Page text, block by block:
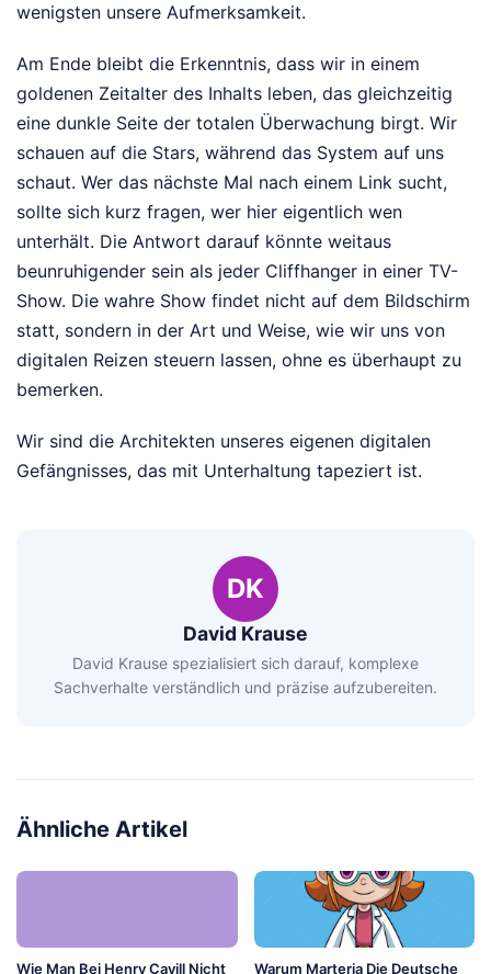
wenigsten unsere Aufmerksamkeit.
Am Ende bleibt die Erkenntnis, dass wir in einem
goldenen Zeitalter des Inhalts leben, das gleichzeitig
eine dunkle Seite der totalen Überwachung birgt. Wir
schauen auf die Stars, während das System auf uns
schaut. Wer das nächste Mal nach einem Link sucht,
sollte sich kurz fragen, wer hier eigentlich wen
unterhält. Die Antwort darauf könnte weitaus
beunruhigender sein als jeder Cliffhanger in einer TV-
Show. Die wahre Show findet nicht auf dem Bildschirm
statt, sondern in der Art und Weise, wie wir uns von
digitalen Reizen steuern lassen, ohne es überhaupt zu
bemerken.
Wir sind die Architekten unseres eigenen digitalen
Gefängnisses, das mit Unterhaltung tapeziert ist.
DK
David Krause
David Krause spezialisiert sich darauf, komplexe
Sachverhalte verständlich und präzise aufzubereiten.
Ähnliche Artikel
Wie Man Bei Henry Cavill Nicht Warum Marteria Die Deutsche